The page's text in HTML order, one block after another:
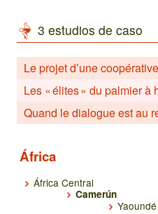
3 estudios de caso
Le projet d’une
Les « élites » du palmier à
Quand le dialogue est au
África
África Central
Camerún
Yaoundé